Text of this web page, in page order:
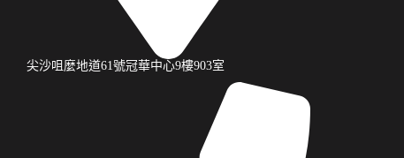
尖沙咀麼地道61號冠華中心9樓903室